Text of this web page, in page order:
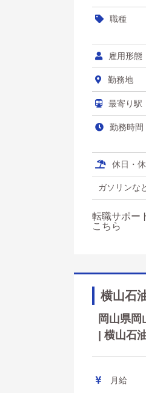
職種
雇用形態
勤務地
最寄り駅
勤務時間
休日・
ガソリンな
転職サポー
こちら
横山石
岡山県
| 横山石
月給